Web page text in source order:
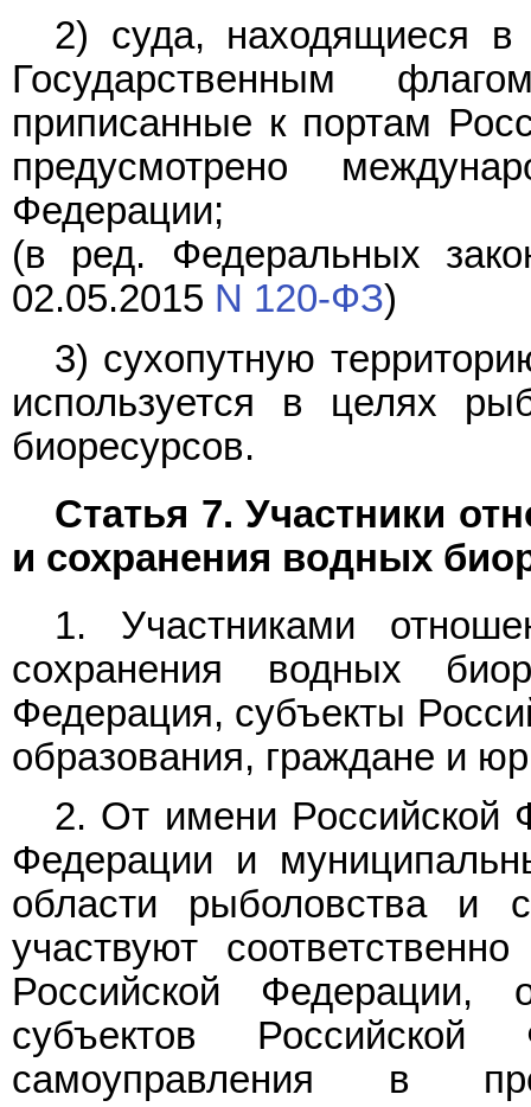
2) суда, находящиеся
Государственным
приписанные к портам
предусмотрено
Федерации;
(в ред. Федеральных
02.05.2015 N 120-ФЗ)
3) сухопутную
используется в целях
биоресурсов.
Статья 7. Участники
и сохранения водных
1. Участниками
сохранения водных
Федерация, субъекты
образования, граждане и
2. От имени Российской
Федерации и
области рыболовства и
участвуют
Российской Федерации,
субъектов Российской
самоуправления в